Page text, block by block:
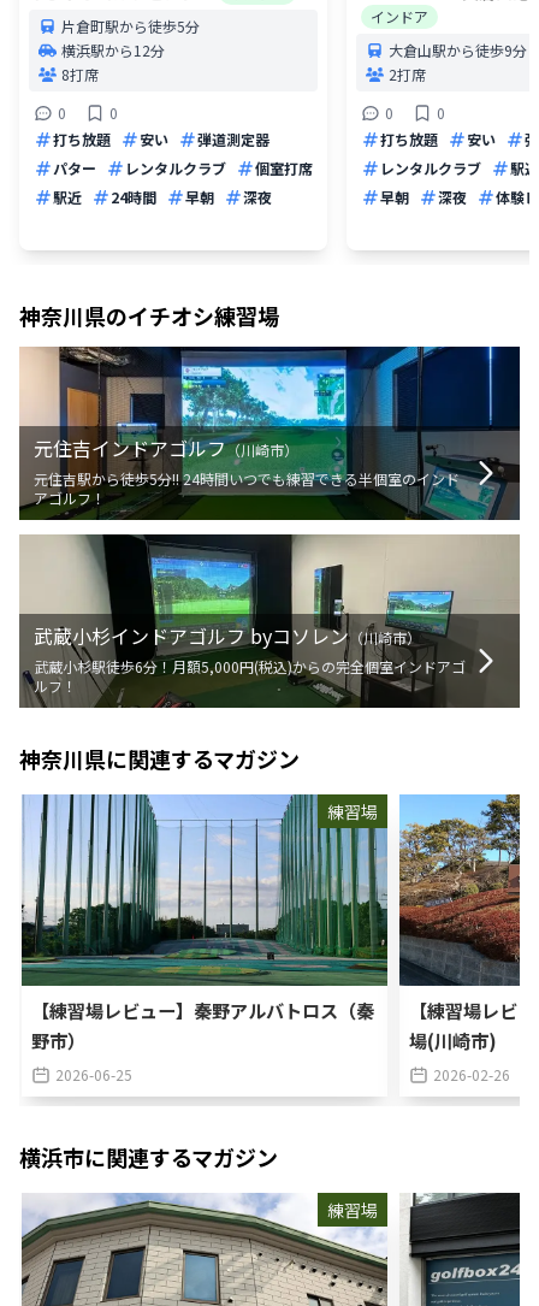
片倉町駅から徒歩5分
横浜駅から12分
8打席
0
0
打ち放題
安い
弾道測定器
パター
レンタルクラブ
個室打席
駅近
24時間 早朝 深夜
インドア
大倉山駅から徒歩9分
2打席
0
0
打ち放題
安い
レンタルクラブ
駅近
早朝
深夜 体験
神奈川県のイチオシ練習場
元住吉インドアゴルフ（川崎市）
元住吉駅から徒歩5分!! 24時間いつでも練習できる半個室のインド
アゴルフ！
武蔵小杉インドアゴルフ byコソレン（川崎市）
武蔵小杉駅徒歩6分！月額5,000円(税込)からの完全個室インドアゴ
ルフ！
神奈川県に関連するマガジン
練習場
【練習場レビュー】秦野アルバトロス（秦
野市）
2026-06-25
【練習場レビ
場(川崎市)
2026-02-26
横浜市に関連するマガジン
練習場